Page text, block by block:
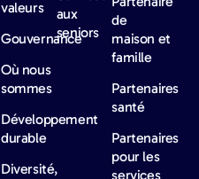
valeurs
Gouvernance
Où nous
sommes
Développement
durable
Diversité,
aux
seniors
de
maison et
famille
Partenaires
santé
Partenaires
pour les
services